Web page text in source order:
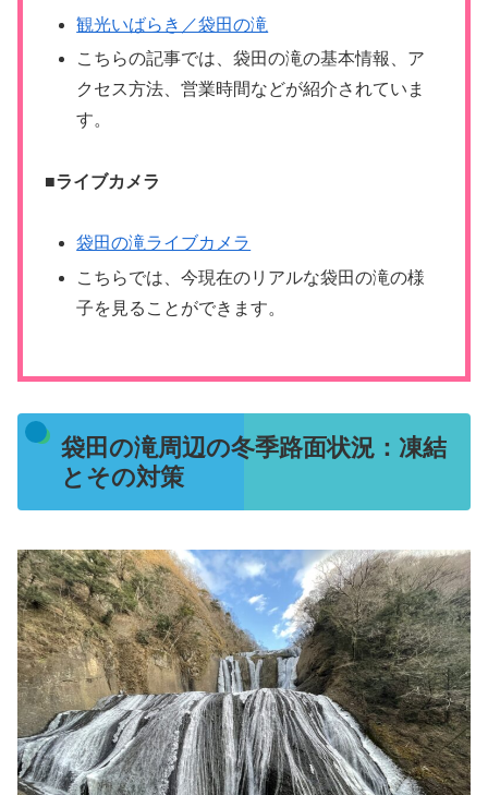
観光いばらき／袋田の滝
こちらの記事では、袋田の滝の基本情報、ア
クセス方法、営業時間などが紹介されていま
す​​。
■ライブカメラ
袋田の滝ライブカメラ
こちらでは、今現在のリアルな袋田の滝の様
子を見ることができます。
袋田の滝周辺の冬季路面状況：凍結
とその対策